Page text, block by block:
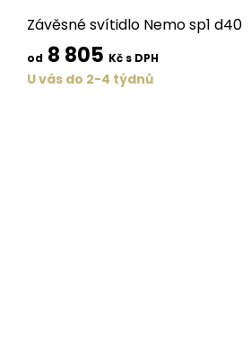
Závěsné svítidlo Nemo sp1 d40
od 8 805 Kč s DPH
U vás do 2-4 týdnů